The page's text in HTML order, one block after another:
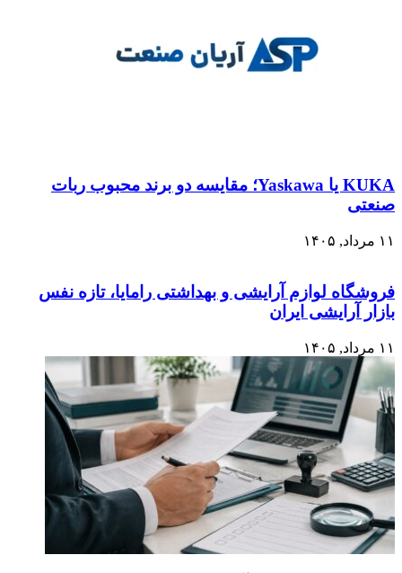
KUKA یا Yaskawa؛ مقایسه دو برند محبوب ربات
صنعتی
۱۱ مرداد, ۱۴۰۵
فروشگاه لوازم آرایشی و بهداشتی رامایا، تازه نفس
بازار آرایشی ایران
۱۱ مرداد, ۱۴۰۵